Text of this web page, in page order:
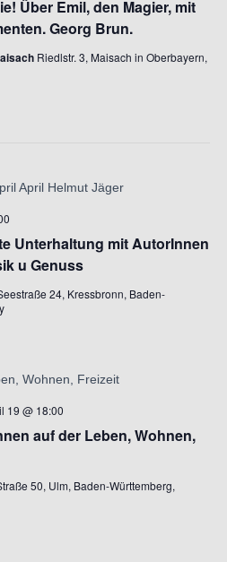
Über Emil, den Magier, mit
Georg Brun.
Riedlstr. 3, Maisach in Oberbayern,
Unterhaltung mit AutorInnen
u Genuss
24, Kressbronn, Baden-
auf der Leben, Wohnen,
19 @ 18:00
50, Ulm, Baden-Württemberg,